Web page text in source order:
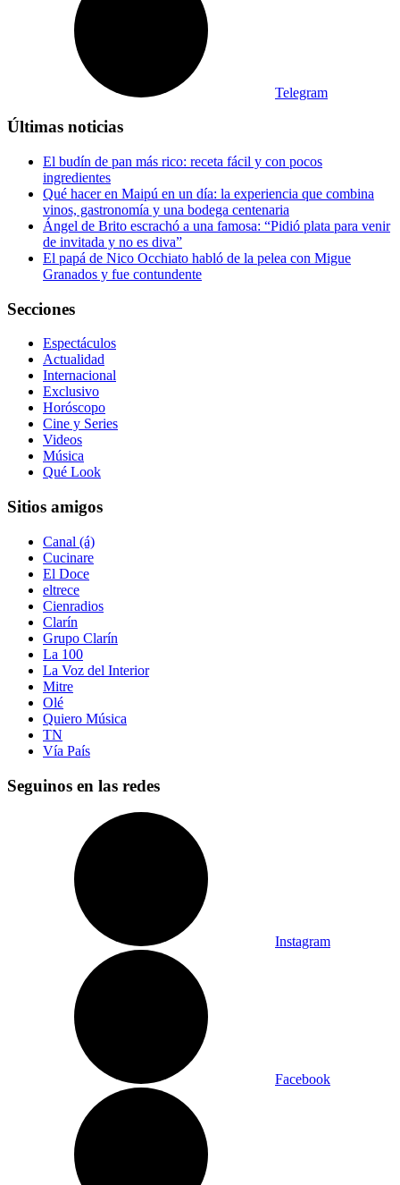
Telegram
Últimas noticias
El budín de pan más rico: receta fácil y con pocos
ingredientes
Qué hacer en Maipú en un día: la experiencia que combina
vinos, gastronomía y una bodega centenaria
Ángel de Brito escrachó a una famosa: “Pidió plata para venir
de invitada y no es diva”
El papá de Nico Occhiato habló de la pelea con Migue
Granados y fue contundente
Secciones
Espectáculos
Actualidad
Internacional
Exclusivo
Horóscopo
Cine y Series
Videos
Música
Qué Look
Sitios amigos
Canal (á)
Cucinare
El Doce
eltrece
Cienradios
Clarín
Grupo Clarín
La 100
La Voz del Interior
Mitre
Olé
Quiero Música
TN
Vía País
Seguinos en las redes
Instagram
Facebook